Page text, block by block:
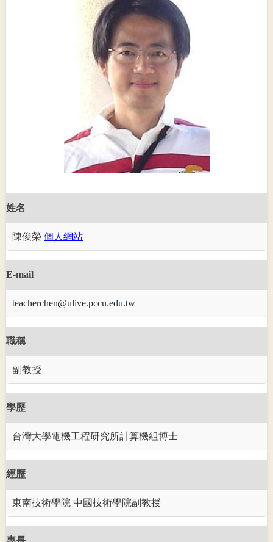
姓名
陳俊榮個人網站
E-mail
teacherchen@ulive.pccu.edu.tw
職稱
副教授
學歷
台灣大學電機工程研究所計算機組博士
經歷
東南技術學院 中國技術學院副教授